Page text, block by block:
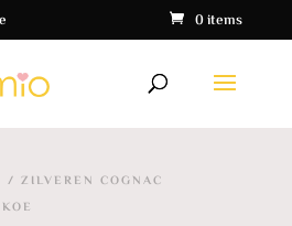
0 items
/ ZILVEREN COGNAC